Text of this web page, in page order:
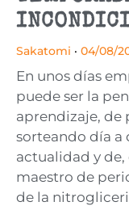
Sakatomi 04/08/
En unos días
puede ser la
aprendizaje,
sorteando día a
actualidad y de,
maestro de
de la